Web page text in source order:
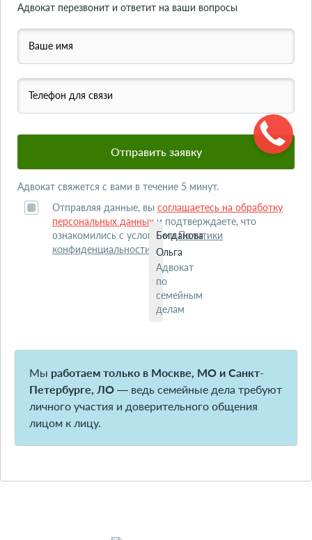
Адвокат перезвонит и ответит на ваши вопросы
Ваше имя
Телефон для связи
Адвокат свяжется с вами в течение 5 минут.
Отправляя данные, вы соглашаетесь на обработку
персональных данных и подтверждаете, что
ознакомились с условиямиПолитики
конфиденциальности
Богданова
Ольга
Адвокат
по
семейным
делам
Мы работаем только в Москве, МО и Санкт-
Петербурге, ЛО — ведь семейные дела требуют
личного участия и доверительного общения
лицом к лицу.